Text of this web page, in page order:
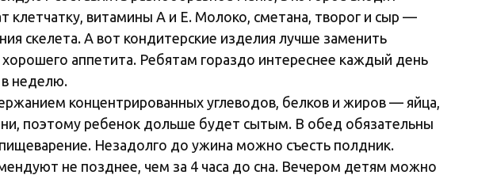
витамины А и Е. Молоко, сметана, творог и сыр —
скелета. А вот кондитерские изделия лучше заменить
аппетита. Ребятам гораздо интереснее каждый день
неделю.
концентрированных углеводов, белков и жиров — яйца,
поэтому ребенок дольше будет сытым. В обед обязательны
Незадолго до ужина можно съесть полдник.
не позднее, чем за 4 часа до сна. Вечером детям можно